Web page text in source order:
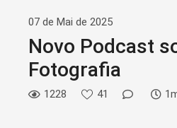
07 de Mai de 2025
Novo Podcast
Fotografia
1228 41